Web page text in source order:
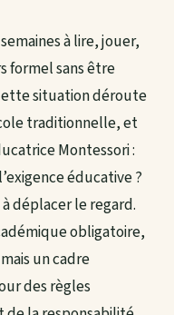
à lire, jouer,
formel sans être
situation déroute
traditionnelle, et
Montessori :
éducative ?
déplacer le regard.
obligatoire,
un cadre
des règles